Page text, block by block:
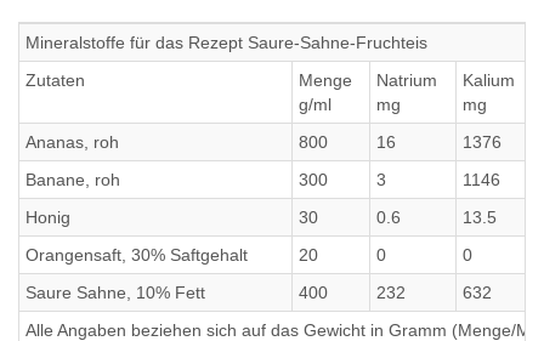
Mineralstoffe für das Rezept Saure-Sahne-Fruchteis
Zutaten
Menge
g/ml
Natrium
mg
Kalium
mg
Ananas, roh
800 16 1376
Banane, roh
300 3 1146
Honig
30 0.6 13.5
Orangensaft, 30% Saftgehalt
20 0 0
Saure Sahne, 10% Fett
400 232 632
Alle Angaben beziehen sich auf das Gewicht in Gramm (Menge/